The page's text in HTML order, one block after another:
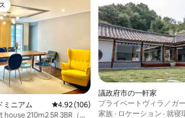
星の平均評価
ミニアム レビュー106件、5つ星中4.92つ星の平
4.92 (106)
210m2 5R 3BR（ま
議政府市の一軒家
プライベートヴィラ／ガ
ュー、サウナ、ジャグジ
家族 · ロケーション · 就寝